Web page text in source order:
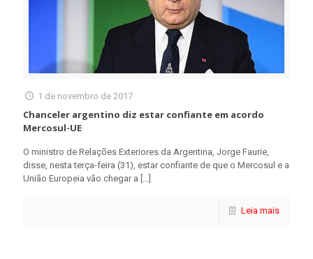
1 de novembro de 2017
Chanceler argentino diz estar confiante em acordo
Mercosul-UE
O ministro de Relações Exteriores da Argentina, Jorge Faurie,
disse, nesta terça-feira (31), estar confiante de que o Mercosul e a
União Europeia vão chegar a […]
Leia mais